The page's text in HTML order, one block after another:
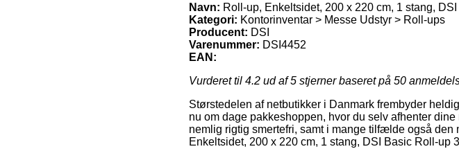
Navn: Roll-up, Enkeltsidet, 200 x 220 cm, 1 stang,
Kategori: Kontorinventar > Messe Udstyr > Roll-ups
Producent: DSI
Varenummer: DSI4452
EAN:
Vurderet til 4.2 ud af 5 stjerner baseret på 50
Størstedelen af netbutikker i Danmark frembyder
nu om dage pakkeshoppen, hvor du selv afhenter
nemlig rigtig smertefri, samt i mange tilfælde også
Enkeltsidet, 200 x 220 cm, 1 stang, DSI Basic Roll-up